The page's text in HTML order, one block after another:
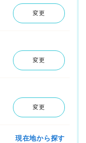
変更
変更
変更
現在地から探す